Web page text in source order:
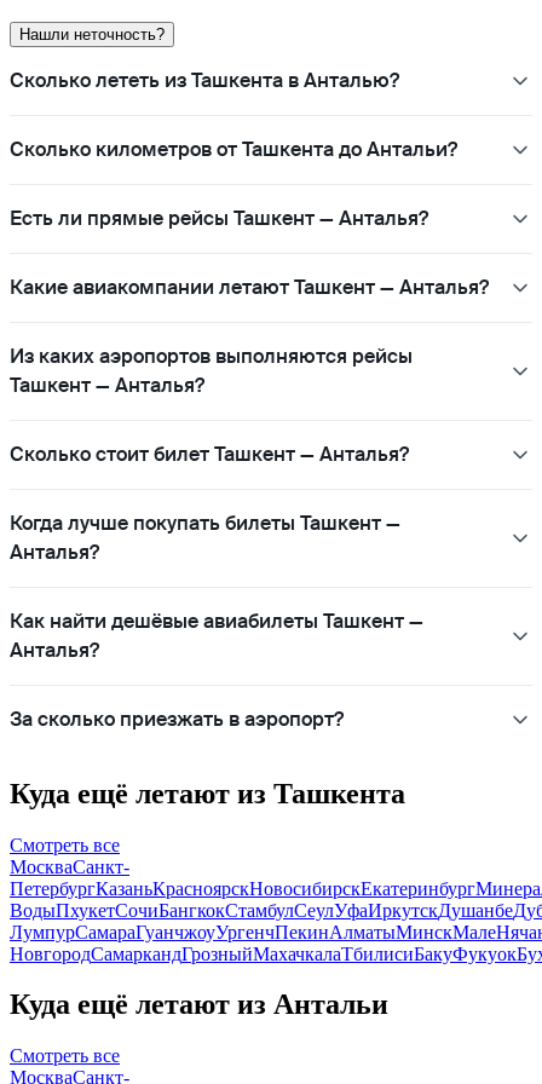
Нашли неточность?
Сколько лететь из Ташкента в Анталью?
Сколько километров от Ташкента до Антальи?
Есть ли прямые рейсы Ташкент — Анталья?
Какие авиакомпании летают Ташкент — Анталья?
Из каких аэропортов выполняются рейсы
Ташкент — Анталья?
Сколько стоит билет Ташкент — Анталья?
Когда лучше покупать билеты Ташкент —
Анталья?
Как найти дешёвые авиабилеты Ташкент —
Анталья?
За сколько приезжать в аэропорт?
Куда ещё летают из Ташкента
Смотреть все
МоскваСанкт-
ПетербургКазаньКрасноярскНовосибирскЕкатеринбург
ВодыПхукетСочиБангкокСтамбулСеулУфаИркутскДушанбе
ЛумпурСамараГуанчжоуУргенчПекинАлматыМинскМале
НовгородСамаркандГрозныйМахачкалаТбилисиБакуФукуок
Куда ещё летают из Антальи
Смотреть все
МоскваСанкт-